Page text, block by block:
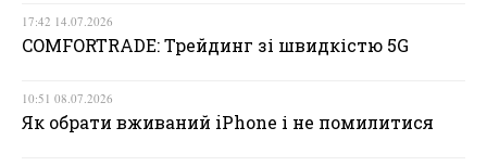
17:42 14.07.2026
COMFORTRADE: Трейдинг зі швидкістю 5G
10:51 08.07.2026
Як обрати вживаний iPhone і не помилитися